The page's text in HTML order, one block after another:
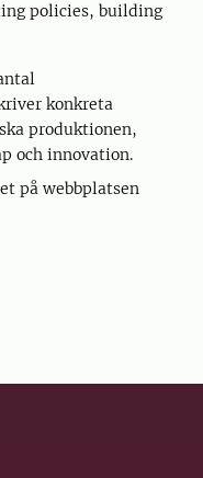
policies, building
konkreta
produktionen,
och innovation.
på webbplatsen